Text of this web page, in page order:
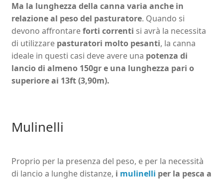
Ma la lunghezza della canna varia anche in
relazione al peso del pasturatore. Quando si
devono affrontareforti correnti si avrà la necessita
di utilizzare pasturatori molto pesanti, la canna
ideale in questi casi deve avere una potenza di
lancio di almeno 150gr e una lunghezza pari o
superiore ai 13ft (3,90m).
Mulinelli
Proprio per la presenza del peso, e per la necessità
di lancio a lunghe distanze, i mulinelli per la pesca a